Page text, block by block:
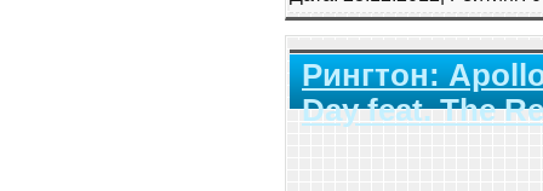
Рингтон:
Day feat. The